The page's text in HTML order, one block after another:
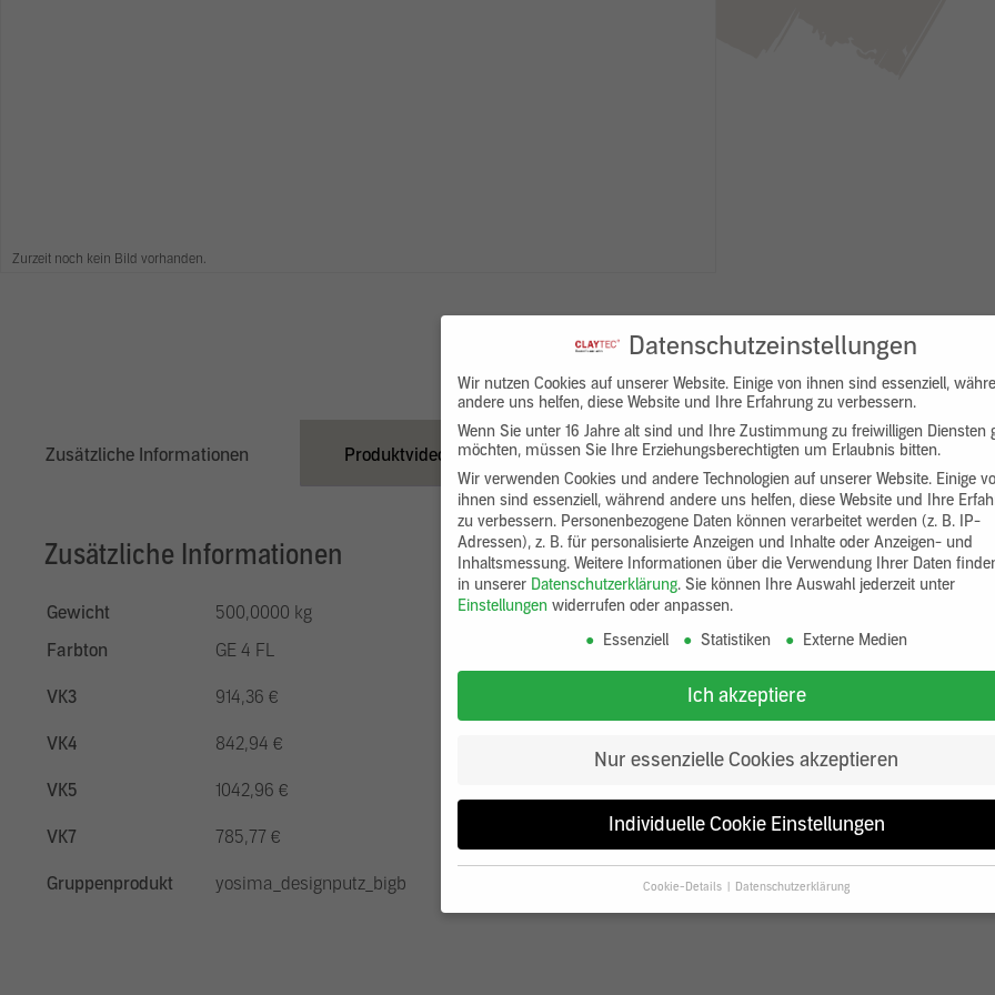
Zurzeit noch kein Bild vorhanden.
Zusätzliche Informationen Produktvideo Downloads Produktbeschreibung
Zusätzliche Informationen
Gewicht
500,0000 kg
Farbton
GE 4 FL
VK3 914,36 €
VK4 842,94 €
VK5 1042,96 €
VK7 785,77 €
Gruppenprodukt yosima_designputz_bigb
Datenschutzeinstellungen
Wir nutzen Cookies auf unserer Website. Einige von ihnen sind essenziell,
andere uns helfen, diese Website und Ihre Erfahrung zu verbessern.
Wenn Sie unter 16 Jahre alt sind und Ihre Zustimmung zu freiwilligen Diensten
möchten, müssen Sie Ihre Erziehungsberechtigten um Erlaubnis bitten.
Wir verwenden Cookies und andere Technologien auf unserer Website. Einige
ihnen sind essenziell, während andere uns helfen, diese Website und Ihre
zu verbessern. Personenbezogene Daten können verarbeitet werden (z. B. IP-
Adressen), z. B. für personalisierte Anzeigen und Inhalte oder Anzeigen- und
Inhaltsmessung. Weitere Informationen über die Verwendung Ihrer Daten
in unserer Datenschutzerklärung. Sie können Ihre Auswahl jederzeit unter
Einstellungen widerrufen oder anpassen.
Essenziell
Statistiken Externe Medien
Ich akzeptiere
Nur essenzielle Cookies akzeptieren
Individuelle Cookie Einstellungen
Cookie-Details Datenschutzerklärung
Datenschutzeinstellungen